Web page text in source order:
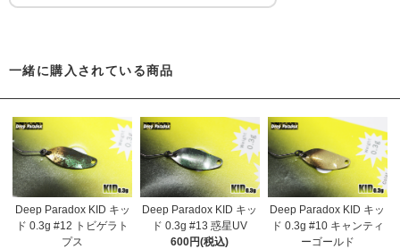
一緒に購入されている商品
Deep Paradox KID キッ
ド 0.3g #12 トビゲラト
プス
Deep Paradox KID キッ
ド 0.3g #13 惑星UV
600円(税込)
Deep Paradox KID キッ
ド 0.3g #10 キャンティ
ーゴールド